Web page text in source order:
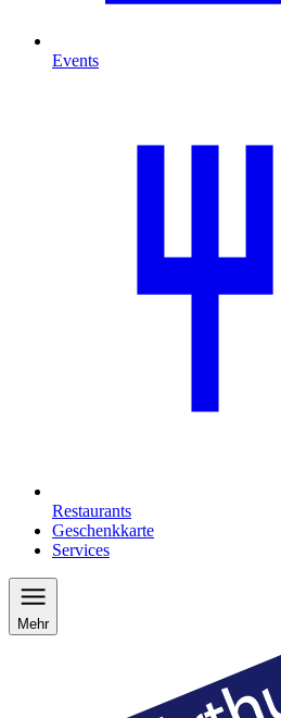
Events
Restaurants
Geschenkkarte
Services
Mehr